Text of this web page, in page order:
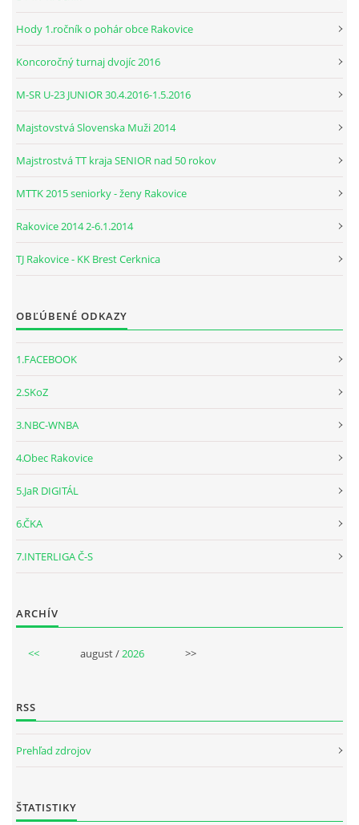
Hody 1.ročník o pohár obce Rakovice
Koncoročný turnaj dvojíc 2016
M-SR U-23 JUNIOR 30.4.2016-1.5.2016
Majstovstvá Slovenska Muži 2014
Majstrostvá TT kraja SENIOR nad 50 rokov
MTTK 2015 seniorky - ženy Rakovice
Rakovice 2014 2-6.1.2014
TJ Rakovice - KK Brest Cerknica
OBĽÚBENÉ ODKAZY
1.FACEBOOK
2.SKoZ
3.NBC-WNBA
4.Obec Rakovice
5.JaR DIGITÁL
6.ČKA
7.INTERLIGA Č-S
ARCHÍV
<< august /2026 >>
RSS
Prehľad zdrojov
ŠTATISTIKY